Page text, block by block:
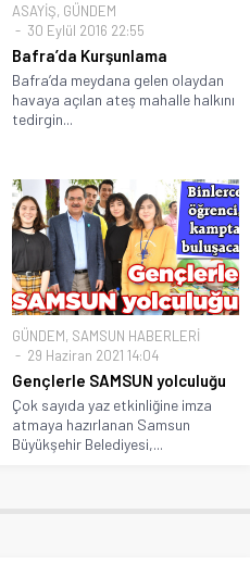
ASAYİŞ, GÜNDEM
30 Eylül 2016 22:55
Bafra’da Kurşunlama
Bafra’da meydana gelen olaydan
havaya açılan ateş mahalle halkını
tedirgin...
GÜNDEM, SAMSUN HABERLERİ
29 Haziran 2021 14:04
Gençlerle SAMSUN yolculuğu
Çok sayıda yaz etkinliğine imza
atmaya hazırlanan Samsun
Büyükşehir Belediyesi,...